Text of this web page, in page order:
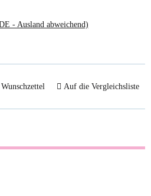
- Ausland abweichend)
Auf die Vergleichsliste